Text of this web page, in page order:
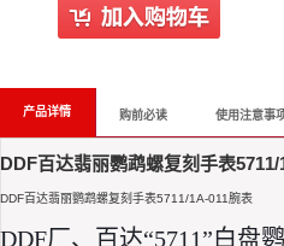
产品详情 购前必读 使用注意事
DDF百达翡丽鹦鹉螺复刻手表5711/
DDF百达翡丽鹦鹉螺复刻手表5711/1A-011腕表
DDF厂、百达“5711”白盘